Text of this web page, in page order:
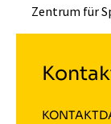
Zentrum für